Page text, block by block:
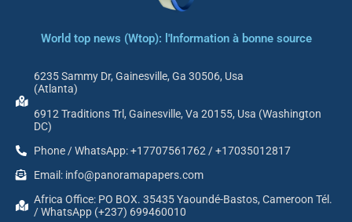
World top news (Wtop): l'Information à bonne source
6235 Sammy Dr, Gainesville, Ga 30506, Usa
(Atlanta)
6912 Traditions Trl, Gainesville, Va 20155, Usa (Washington
DC)
Phone / WhatsApp: +17707561762 / +17035012817
Email: info@panoramapapers.com
Africa Office: PO BOX. 35435 Yaoundé-Bastos, Cameroon Tél.
/ WhatsApp (+237) 699460010